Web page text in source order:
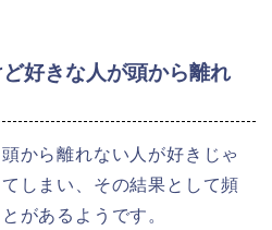
好きな人が頭から離れ
から離れない人が好きじゃ
しまい、その結果として頻
があるようです。